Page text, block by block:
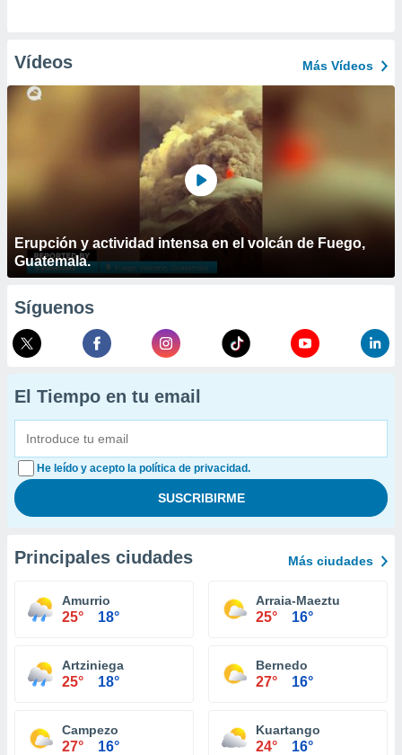
Vídeos Más Vídeos
Erupción y actividad intensa en el volcán de Fuego,
Guatemala.
Síguenos
El Tiempo en tu email
He leído y acepto la política de privacidad.
Principales ciudades Más ciudades
Amurrio
25° 18°
Arraia-Maeztu
25° 16°
Artziniega
25° 18°
Bernedo
27° 16°
Campezo
27° 16°
Kuartango
24° 16°